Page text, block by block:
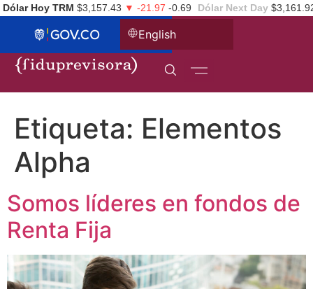
Dólar Hoy TRM $3,157.43 ▼ -21.97 -0.69 Dólar Next Day
English
Etiqueta: Elementos
Alpha
Somos líderes en fondos de
Renta Fija